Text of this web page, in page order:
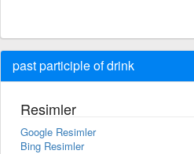
past participle of drink
Resimler
Google Resimler
Bing Resimler